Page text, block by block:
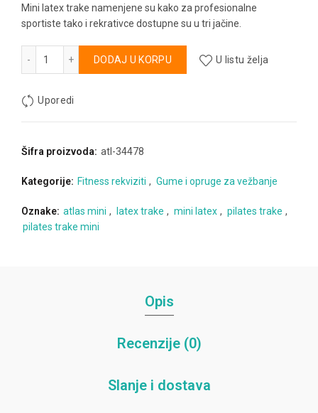
Mini latex trake namenjene su kako za profesionalne
sportiste tako i rekrativce dostupne su u tri jačine.
Mini latex trake M količina
DODAJ U KORPU
Alternative:
U listu želja
Uporedi
Šifra proizvoda: atl-34478
Kategorije: Fitness rekviziti , Gume i opruge za vežbanje
Oznake: atlas mini , latex trake , mini latex , pilates trake ,
pilates trake mini
Opis
Recenzije (0)
Slanje i dostava